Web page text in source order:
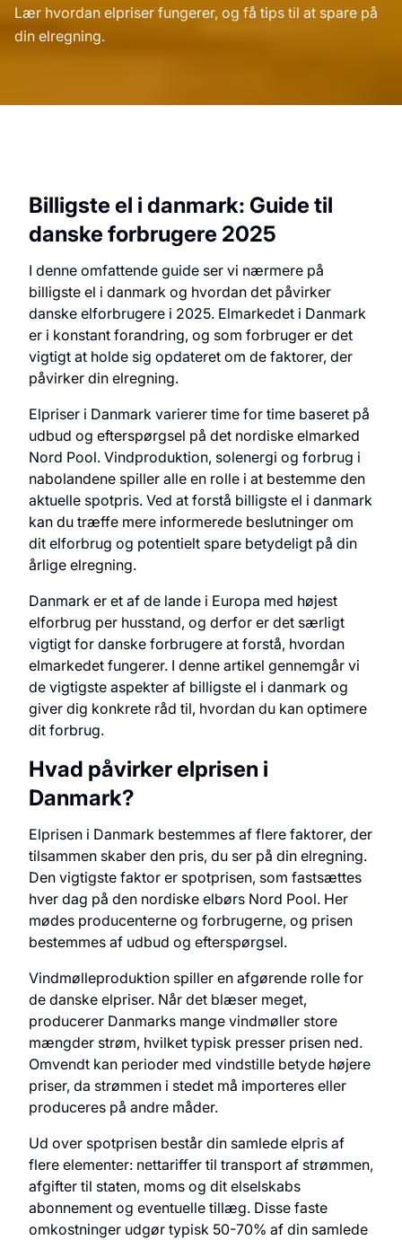
Lær hvordan elpriser fungerer, og få tips til at spare på
din elregning.
Billigste el i danmark: Guide til
danske forbrugere 2025
I denne omfattende guide ser vi nærmere på
billigste el i danmark og hvordan det påvirker
danske elforbrugere i 2025. Elmarkedet i Danmark
er i konstant forandring, og som forbruger er det
vigtigt at holde sig opdateret om de faktorer, der
påvirker din elregning.
Elpriser i Danmark varierer time for time baseret på
udbud og efterspørgsel på det nordiske elmarked
Nord Pool. Vindproduktion, solenergi og forbrug i
nabolandene spiller alle en rolle i at bestemme den
aktuelle spotpris. Ved at forstå billigste el i danmark
kan du træffe mere informerede beslutninger om
dit elforbrug og potentielt spare betydeligt på din
årlige elregning.
Danmark er et af de lande i Europa med højest
elforbrug per husstand, og derfor er det særligt
vigtigt for danske forbrugere at forstå, hvordan
elmarkedet fungerer. I denne artikel gennemgår vi
de vigtigste aspekter af billigste el i danmark og
giver dig konkrete råd til, hvordan du kan optimere
dit forbrug.
Hvad påvirker elprisen i
Danmark?
Elprisen i Danmark bestemmes af flere faktorer, der
tilsammen skaber den pris, du ser på din elregning.
Den vigtigste faktor er spotprisen, som fastsættes
hver dag på den nordiske elbørs Nord Pool. Her
mødes producenterne og forbrugerne, og prisen
bestemmes af udbud og efterspørgsel.
Vindmølleproduktion spiller en afgørende rolle for
de danske elpriser. Når det blæser meget,
producerer Danmarks mange vindmøller store
mængder strøm, hvilket typisk presser prisen ned.
Omvendt kan perioder med vindstille betyde højere
priser, da strømmen i stedet må importeres eller
produceres på andre måder.
Ud over spotprisen består din samlede elpris af
flere elementer: nettariffer til transport af strømmen,
afgifter til staten, moms og dit elselskabs
abonnement og eventuelle tillæg. Disse faste
omkostninger udgør typisk 50-70% af din samlede